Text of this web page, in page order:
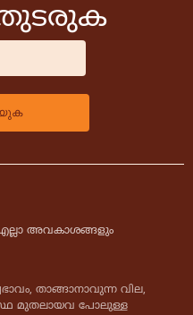
തുടരുക
അവകാശങ്ങളും
താങ്ങാനാവുന്ന വില,
മുതലായവ പോലുള്ള